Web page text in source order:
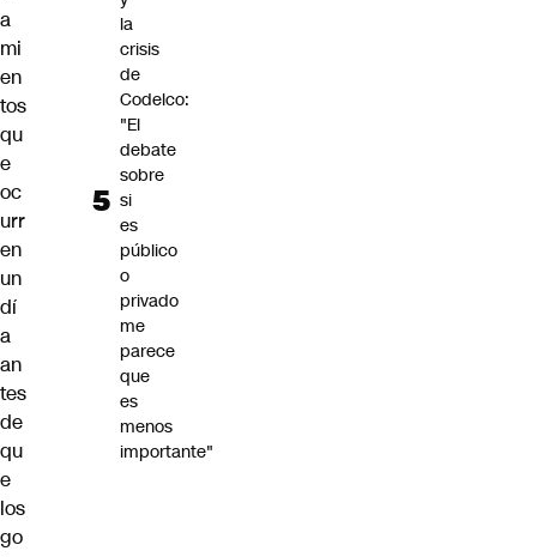
a
mi
en
tos
qu
e
oc
urr
en
un
dí
a
an
tes
de
qu
e
los
go
la
crisis
de
Codelco:
"El
debate
sobre
si
es
público
o
privado
me
parece
que
es
menos
importante"